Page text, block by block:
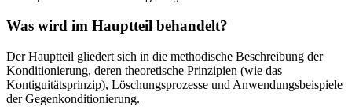
Was wird im Hauptteil behandelt?
Der Hauptteil gliedert sich in die methodische Beschreibung der
Konditionierung, deren theoretische Prinzipien (wie das
Kontiguitätsprinzip), Löschungsprozesse und Anwendungsbeispiele
der Gegenkonditionierung.